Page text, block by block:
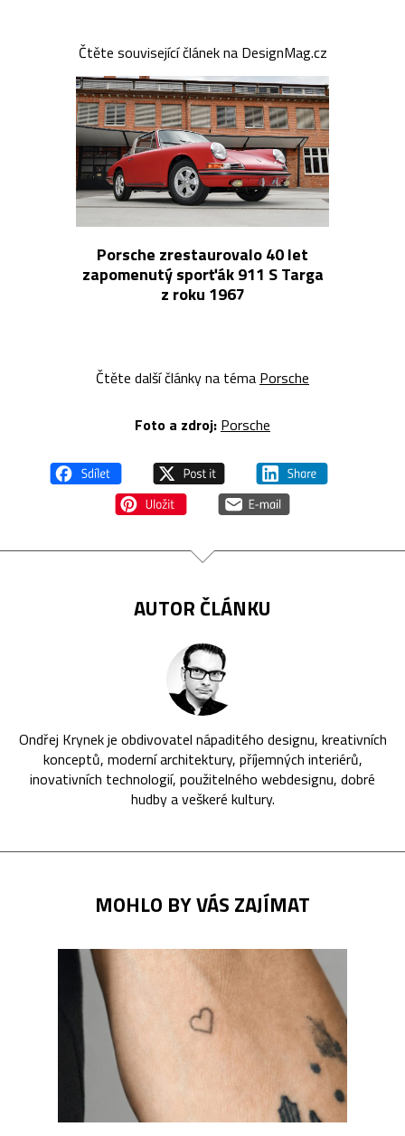
Čtěte související článek na DesignMag.cz
Porsche zrestaurovalo 40 let
zapomenutý sporťák 911 S Targa
z roku 1967
Čtěte další články na téma Porsche
Foto a zdroj: Porsche
AUTOR ČLÁNKU
Ondřej Krynek je obdivovatel nápaditého designu, kreativních
konceptů, moderní architektury, příjemných interiérů,
inovativních technologií, použitelného webdesignu, dobré
hudby a veškeré kultury.
MOHLO BY VÁS ZAJÍMAT